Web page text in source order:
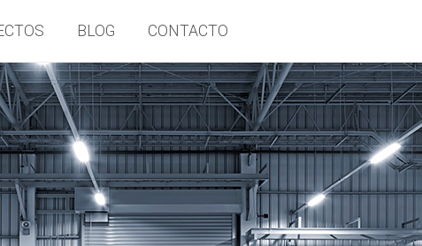
BLOG CONTACTO